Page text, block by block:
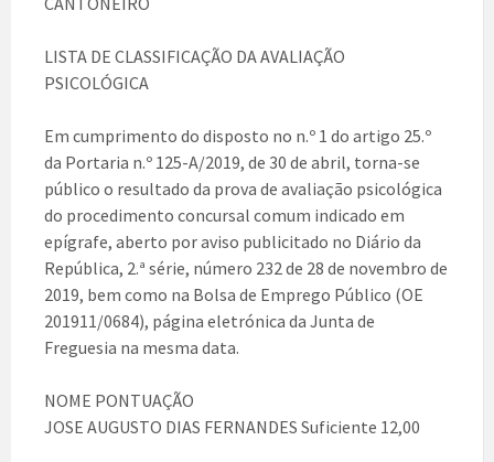
LISTA DE CLASSIFICAÇÃO DA AVALIAÇÃO
PSICOLÓGICA
Em cumprimento do disposto no n.º 1 do artigo 25.º
da Portaria n.º 125-A/2019, de 30 de abril, torna-se
público o resultado da prova de avaliação psicológica
do procedimento concursal comum indicado em
epígrafe, aberto por aviso publicitado no Diário da
República, 2.ª série, número 232 de 28 de novembro de
2019, bem como na Bolsa de Emprego Público (OE
201911/0684), página eletrónica da Junta de
Freguesia na mesma data.
NOME PONTUAÇÃO
JOSE AUGUSTO DIAS FERNANDES Suficiente 12,00